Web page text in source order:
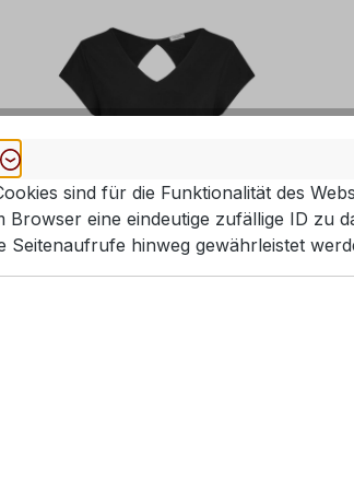
sind für die Funktionalität des
Browser eine eindeutige zufällige ID zu
Seitenaufrufe hinweg gewährleistet